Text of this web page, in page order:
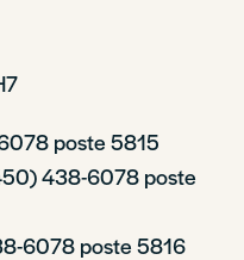
poste 5815
438-6078 poste
6078 poste 5816